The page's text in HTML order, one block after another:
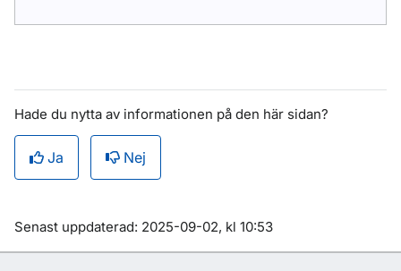
Hade du nytta av informationen på den här sidan?
Ja Nej
Om sidan
Senast uppdaterad: 2025-09-02, kl 10:53